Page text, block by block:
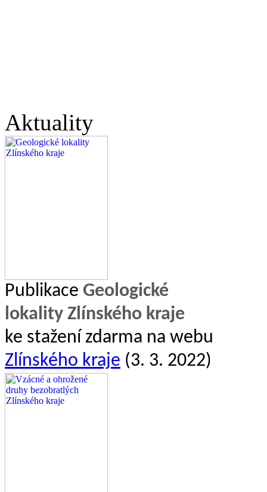
Aktuality
Publikace Geologické
lokality Zlínského kraje
ke stažení zdarma na webu
Zlínského kraje (3. 3. 2022)